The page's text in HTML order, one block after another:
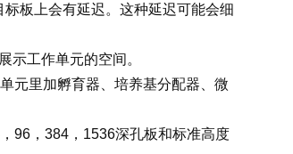
板上会有延迟。这种延迟可能会细
示工作单元的空间。
元里加孵育器、培养基分配器、微
96，384，1536深孔板和标准高度